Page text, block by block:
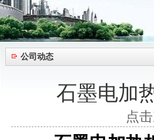
公司动态
石墨电加
点